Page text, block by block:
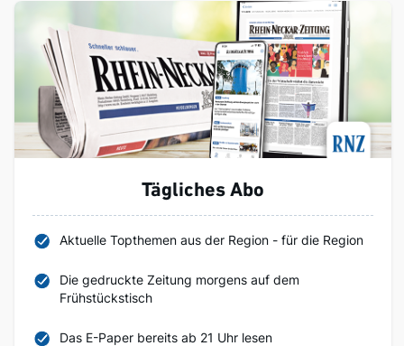
Tägliches Abo
Aktuelle Topthemen aus der Region - für die Region
Die gedruckte Zeitung morgens auf dem
Frühstückstisch
Das E-Paper bereits ab 21 Uhr lesen